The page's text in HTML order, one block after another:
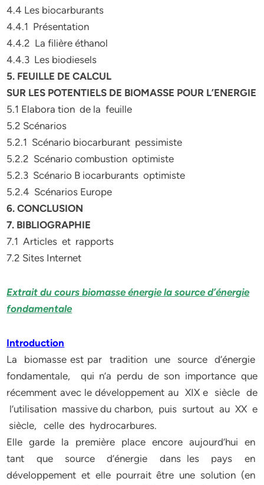
4.4 Les biocarburants
4.4.1 Présentation
4.4.2 La filière éthanol
4.4.3 Les biodiesels
5. FEUILLE DE CALCUL
SUR LES POTENTIELS DE BIOMASSE POUR L’ENERGIE
5.1 Elabora tion de la feuille
5.2 Scénarios
5.2.1 Scénario biocarburant pessimiste
5.2.2 Scénario combustion optimiste
5.2.3 Scénario B iocarburants optimiste
5.2.4 Scénarios Europe
6. CONCLUSION
7. BIBLIOGRAPHIE
7.1 Articles et rapports
7.2 Sites Internet
Extrait du cours biomasse ­énergie la source d’énergie
fondamentale
Introduction
La biomasse est par tradition une source d’énergie
fondamentale, qui n’a perdu de son importance que
récemment avec le développement au XIX e siècle de
l’utilisation massive du charbon, puis surtout au XX e
siècle, celle des hydrocarbures.
Elle garde la première place encore aujourd’hui en
tant que source d’énergie dans les pays en
développement et elle pourrait être une solution (en